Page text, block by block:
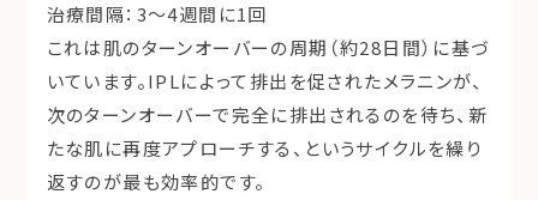
治療間隔：3～4週間に1回
これは肌のターンオーバーの周期（約28日間）に基づ
いています。IPLによって排出を促されたメラニンが、
次のターンオーバーで完全に排出されるのを待ち、新
たな肌に再度アプローチする、というサイクルを繰り
返すのが最も効率的です。